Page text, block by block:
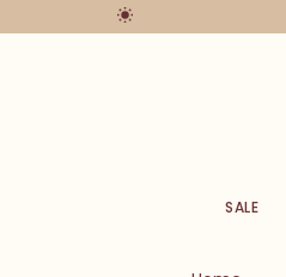
SALE